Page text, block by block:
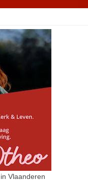
Vlaanderen